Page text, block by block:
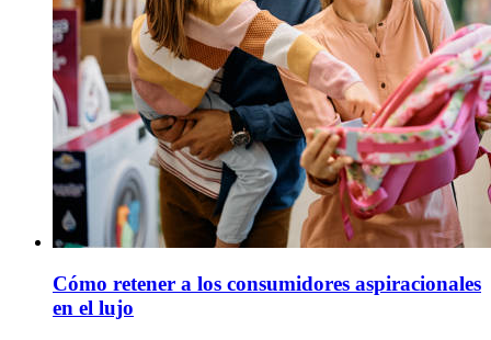
Cómo retener a los consumidores aspiracionales
en el lujo